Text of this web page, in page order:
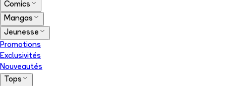
Comics
Mangas
Jeunesse
Promotions
Exclusivités
Nouveautés
Tops